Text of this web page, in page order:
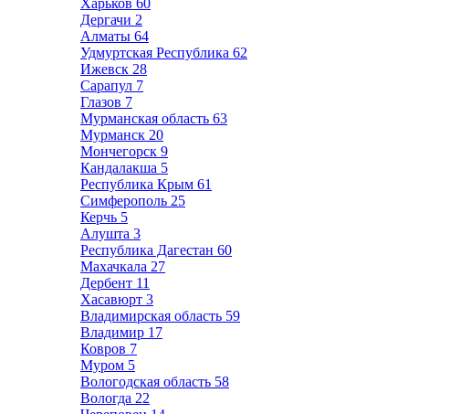
Харьков 60
Дергачи 2
Алматы 64
Удмуртская Республика 62
Ижевск 28
Сарапул 7
Глазов 7
Мурманская область 63
Мурманск 20
Мончегорск 9
Кандалакша 5
Республика Крым 61
Симферополь 25
Керчь 5
Алушта 3
Республика Дагестан 60
Махачкала 27
Дербент 11
Хасавюрт 3
Владимирская область 59
Владимир 17
Ковров 7
Муром 5
Вологодская область 58
Вологда 22